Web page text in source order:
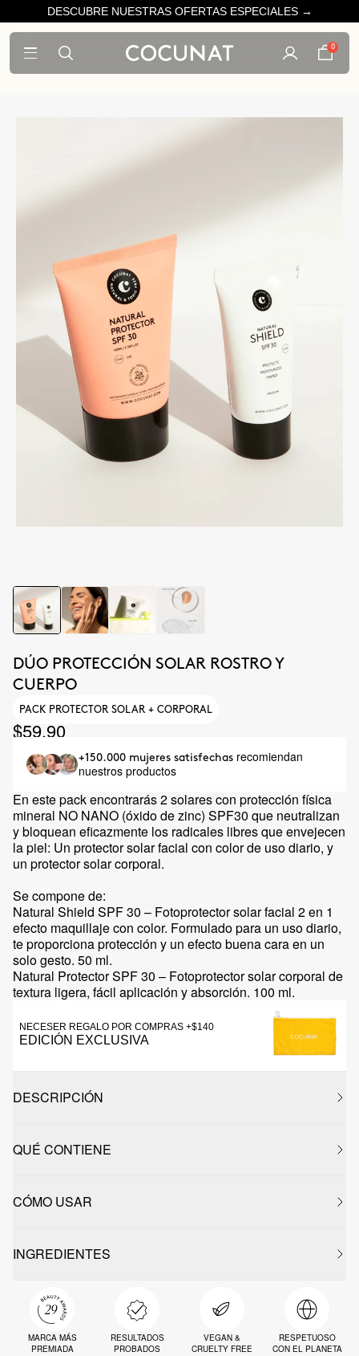
DESCUBRE NUESTRAS OFERTAS ESPECIALES →
0
DÚO PROTECCIÓN SOLAR ROSTRO Y
CUERPO
PACK PROTECTOR SOLAR + CORPORAL
$59.90
+150.000 mujeres satisfechas recomiendan
nuestros productos
En este pack encontrarás 2 solares con protección física
mineral NO NANO (óxido de zinc) SPF30 que neutralizan
y bloquean eficazmente los radicales libres que envejecen
la piel: Un protector solar facial con color de uso diario, y
un protector solar corporal.
Se compone de:
Natural Shield SPF 30 – Fotoprotector solar facial 2 en 1
efecto maquillaje con color. Formulado para un uso diario,
te proporciona protección y un efecto buena cara en un
solo gesto. 50 ml.
Natural Protector SPF 30 – Fotoprotector solar corporal de
textura ligera, fácil aplicación y absorción. 100 ml.
NECESER REGALO POR COMPRAS +$140
EDICIÓN EXCLUSIVA
DESCRIPCIÓN
QUÉ CONTIENE
CÓMO USAR
INGREDIENTES
MARCA MÁS
PREMIADA
RESULTADOS
PROBADOS
VEGAN &
CRUELTY FREE
RESPETUOSO
CON EL PLANETA